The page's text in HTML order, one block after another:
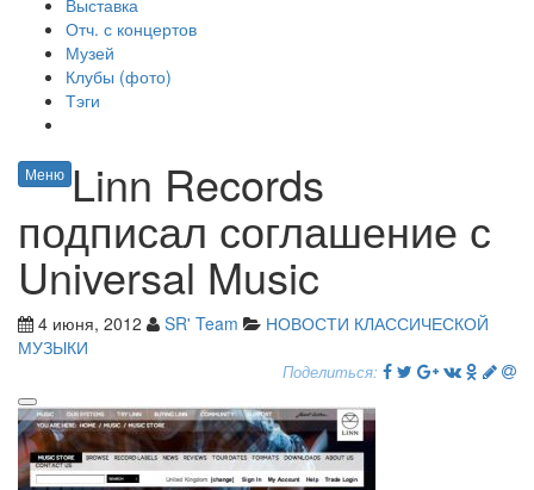
Выставка
Отч. с концертов
Музей
Клубы (фото)
Тэги
Меню Linn Records
подписал соглашение с
Universal Music
4 июня, 2012 SR' Team
НОВОСТИ КЛАССИЧЕСКОЙ
МУЗЫКИ
Поделиться: